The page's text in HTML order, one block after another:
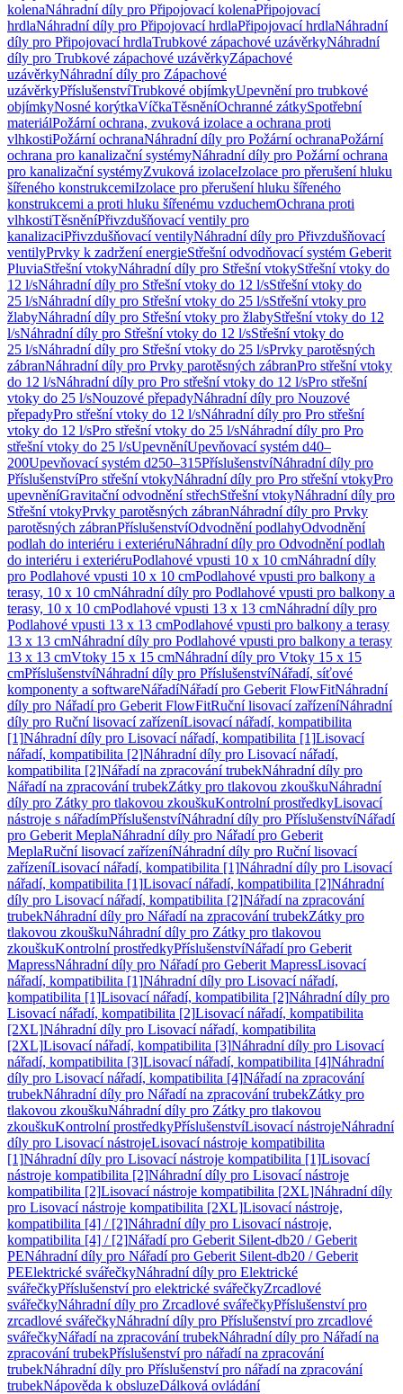
kolenaNáhradní díly pro Připojovací kolenaPřipojovací
hrdlaNáhradní díly pro Připojovací hrdlaPřipojovací hrdlaNáhradní
díly pro Připojovací hrdlaTrubkové zápachové uzávěrkyNáhradní
díly pro Trubkové zápachové uzávěrkyZápachové
uzávěrkyNáhradní díly pro Zápachové
uzávěrkyPříslušenstvíTrubkové objímkyUpevnění pro trubkové
objímkyNosné korýtkaVíčkaTěsněníOchranné zátkySpotřební
materiálPožární ochrana, zvuková izolace a ochrana proti
vlhkostiPožární ochranaNáhradní díly pro Požární ochranaPožární
ochrana pro kanalizační systémyNáhradní díly pro Požární ochrana
pro kanalizační systémyZvuková izolaceIzolace pro přerušení hluku
šířeného konstrukcemiIzolace pro přerušení hluku šířeného
konstrukcemi a proti hluku šířenému vzduchemOchrana proti
vlhkostiTěsněníPřivzdušňovací ventily pro
kanalizaciPřivzdušňovací ventilyNáhradní díly pro Přivzdušňovací
ventilyPrvky k zadržení energieStřešní odvodňovací systém Geberit
PluviaStřešní vtokyNáhradní díly pro Střešní vtokyStřešní vtoky do
12 l/sNáhradní díly pro Střešní vtoky do 12 l/sStřešní vtoky do
25 l/sNáhradní díly pro Střešní vtoky do 25 l/sStřešní vtoky pro
žlabyNáhradní díly pro Střešní vtoky pro žlabyStřešní vtoky do 12
l/sNáhradní díly pro Střešní vtoky do 12 l/sStřešní vtoky do
25 l/sNáhradní díly pro Střešní vtoky do 25 l/sPrvky parotěsných
zábranNáhradní díly pro Prvky parotěsných zábranPro střešní vtoky
do 12 l/sNáhradní díly pro Pro střešní vtoky do 12 l/sPro střešní
vtoky do 25 l/sNouzové přepadyNáhradní díly pro Nouzové
přepadyPro střešní vtoky do 12 l/sNáhradní díly pro Pro střešní
vtoky do 12 l/sPro střešní vtoky do 25 l/sNáhradní díly pro Pro
střešní vtoky do 25 l/sUpevněníUpevňovací systém d40–
200Upevňovací systém d250–315PříslušenstvíNáhradní díly pro
PříslušenstvíPro střešní vtokyNáhradní díly pro Pro střešní vtokyPro
upevněníGravitační odvodnění střechStřešní vtokyNáhradní díly pro
Střešní vtokyPrvky parotěsných zábranNáhradní díly pro Prvky
parotěsných zábranPříslušenstvíOdvodnění podlahyOdvodnění
podlah do interiéru i exteriéruNáhradní díly pro Odvodnění podlah
do interiéru i exteriéruPodlahové vpusti 10 x 10 cmNáhradní díly
pro Podlahové vpusti 10 x 10 cmPodlahové vpusti pro balkony a
terasy, 10 x 10 cmNáhradní díly pro Podlahové vpusti pro balkony a
terasy, 10 x 10 cmPodlahové vpusti 13 x 13 cmNáhradní díly pro
Podlahové vpusti 13 x 13 cmPodlahové vpusti pro balkony a terasy
13 x 13 cmNáhradní díly pro Podlahové vpusti pro balkony a terasy
13 x 13 cmVtoky 15 x 15 cmNáhradní díly pro Vtoky 15 x 15
cmPříslušenstvíNáhradní díly pro PříslušenstvíNářadí, síťové
komponenty a softwareNářadíNářadí pro Geberit FlowFitNáhradní
díly pro Nářadí pro Geberit FlowFitRuční lisovací zařízeníNáhradní
díly pro Ruční lisovací zařízeníLisovací nářadí, kompatibilita
[1]Náhradní díly pro Lisovací nářadí, kompatibilita [1]Lisovací
nářadí, kompatibilita [2]Náhradní díly pro Lisovací nářadí,
kompatibilita [2]Nářadí na zpracování trubekNáhradní díly pro
Nářadí na zpracování trubekZátky pro tlakovou zkouškuNáhradní
díly pro Zátky pro tlakovou zkouškuKontrolní prostředkyLisovací
nástroje s nářadímPříslušenstvíNáhradní díly pro PříslušenstvíNářadí
pro Geberit MeplaNáhradní díly pro Nářadí pro Geberit
MeplaRuční lisovací zařízeníNáhradní díly pro Ruční lisovací
zařízeníLisovací nářadí, kompatibilita [1]Náhradní díly pro Lisovací
nářadí, kompatibilita [1]Lisovací nářadí, kompatibilita [2]Náhradní
díly pro Lisovací nářadí, kompatibilita [2]Nářadí na zpracování
trubekNáhradní díly pro Nářadí na zpracování trubekZátky pro
tlakovou zkouškuNáhradní díly pro Zátky pro tlakovou
zkouškuKontrolní prostředkyPříslušenstvíNářadí pro Geberit
MapressNáhradní díly pro Nářadí pro Geberit MapressLisovací
nářadí, kompatibilita [1]Náhradní díly pro Lisovací nářadí,
kompatibilita [1]Lisovací nářadí, kompatibilita [2]Náhradní díly pro
Lisovací nářadí, kompatibilita [2]Lisovací nářadí, kompatibilita
[2XL]Náhradní díly pro Lisovací nářadí, kompatibilita
[2XL]Lisovací nářadí, kompatibilita [3]Náhradní díly pro Lisovací
nářadí, kompatibilita [3]Lisovací nářadí, kompatibilita [4]Náhradní
díly pro Lisovací nářadí, kompatibilita [4]Nářadí na zpracování
trubekNáhradní díly pro Nářadí na zpracování trubekZátky pro
tlakovou zkouškuNáhradní díly pro Zátky pro tlakovou
zkouškuKontrolní prostředkyPříslušenstvíLisovací nástrojeNáhradní
díly pro Lisovací nástrojeLisovací nástroje kompatibilita
[1]Náhradní díly pro Lisovací nástroje kompatibilita [1]Lisovací
nástroje kompatibilita [2]Náhradní díly pro Lisovací nástroje
kompatibilita [2]Lisovací nástroje kompatibilita [2XL]Náhradní díly
pro Lisovací nástroje kompatibilita [2XL]Lisovací nástroje,
kompatibilita [4] / [2]Náhradní díly pro Lisovací nástroje,
kompatibilita [4] / [2]Nářadí pro Geberit Silent-db20 / Geberit
PENáhradní díly pro Nářadí pro Geberit Silent-db20 / Geberit
PEElektrické svářečkyNáhradní díly pro Elektrické
svářečkyPříslušenství pro elektrické svářečkyZrcadlové
svářečkyNáhradní díly pro Zrcadlové svářečkyPříslušenství pro
zrcadlové svářečkyNáhradní díly pro Příslušenství pro zrcadlové
svářečkyNářadí na zpracování trubekNáhradní díly pro Nářadí na
zpracování trubekPříslušenství pro nářadí na zpracování
trubekNáhradní díly pro Příslušenství pro nářadí na zpracování
trubekNápověda k obsluzeDálková ovládání